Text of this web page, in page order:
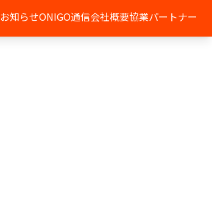
お知らせONIGO通信会社概要協業パートナー